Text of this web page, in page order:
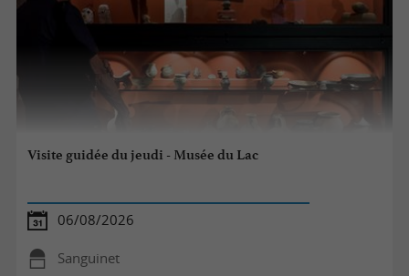
Visite guidée du jeudi - Musée du Lac
06/08/2026
Sanguinet